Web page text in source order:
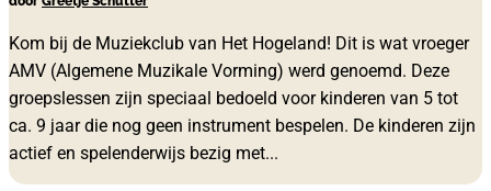
Kom bij de Muziekclub van Het Hogeland! Dit is wat vroeger
AMV (Algemene Muzikale Vorming) werd genoemd. Deze
groepslessen zijn speciaal bedoeld voor kinderen van 5 tot
ca. 9 jaar die nog geen instrument bespelen. De kinderen zijn
actief en spelenderwijs bezig met...